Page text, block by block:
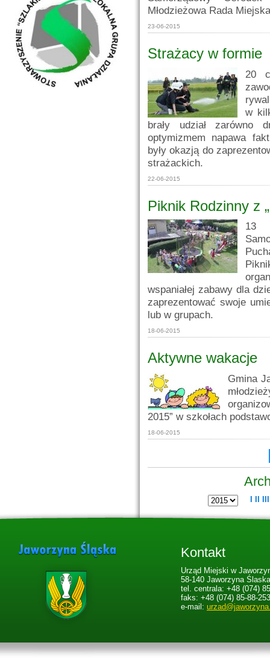
Młodzieżowa Rada
23-06-2015
Strażacy w formie
20
w
brały udział zarówno
optymizmem napawa
były okazją do
strażackich.
22-06-2015
Piknik Rodzinny z
13
wspaniałej zabawy dla
zaprezentować swoje
lub w grupach.
18-06-2015
Aktywne wakacje
Gmina
2015” w szkołach
18-06-2015
Kontakt
Urząd Miejski w
58-140 Jaworzyna
tel. centrala: +48 (074)
faks: +48 (074) 85-88-253
e-mail: